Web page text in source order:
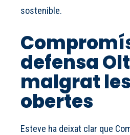
sostenible.
defensa
malgrat
obertes
Esteve ha deixat clar que